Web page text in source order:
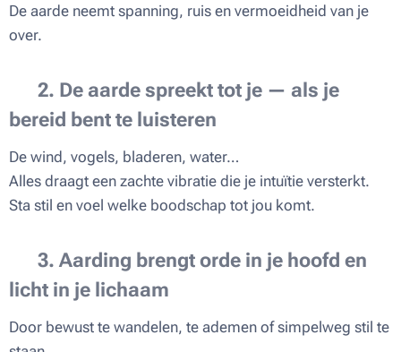
De aarde neemt spanning, ruis en vermoeidheid van je
over.
2. De aarde spreekt tot je — als je
bereid bent te luisteren
De wind, vogels, bladeren, water…
Alles draagt een zachte vibratie die je intuïtie versterkt.
Sta stil en voel welke boodschap tot jou komt.
3. Aarding brengt orde in je hoofd en
licht in je lichaam
Door bewust te wandelen, te ademen of simpelweg stil te